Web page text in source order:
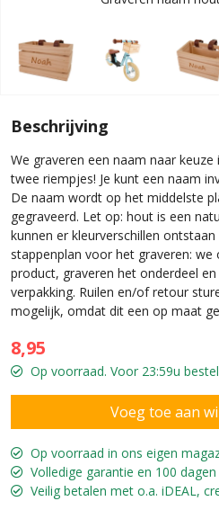
Beschrijving
We graveren een naam naar
twee riempjes! Je kunt een naam
De naam wordt op het middelste
gegraveerd. Let op: hout is een
kunnen er kleurverschillen
stappenplan voor het graveren:
product, graveren het onderdeel
verpakking. Ruilen en/of retour
mogelijk, omdat dit een op maat
8,95
Op voorraad. Voor 23:59u
Op voorraad in ons eigen
Volledige garantie en 100
Veilig betalen met o.a. iDEAL,